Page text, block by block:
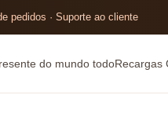
pedidos · Suporte ao cliente
do mundo todoRecargas